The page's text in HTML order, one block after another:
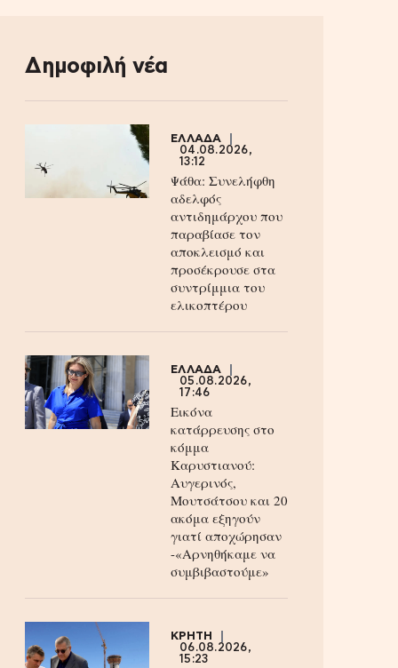
Δημοφιλή νέα
ΕΛΛΑΔΑ
04.08.2026,
13:12
Ψάθα: Συνελήφθη
αδελφός
αντιδημάρχου που
παραβίασε τον
αποκλεισμό και
προσέκρουσε στα
συντρίμμια του
ελικοπτέρου
ΕΛΛΑΔΑ
05.08.2026,
17:46
Εικόνα
κατάρρευσης στο
κόμμα
Καρυστιανού:
Αυγερινός,
Μουτσάτσου και 20
ακόμα εξηγούν
γιατί αποχώρησαν
-«Αρνηθήκαμε να
συμβιβαστούμε»
ΚΡΗΤΗ
06.08.2026,
15:23